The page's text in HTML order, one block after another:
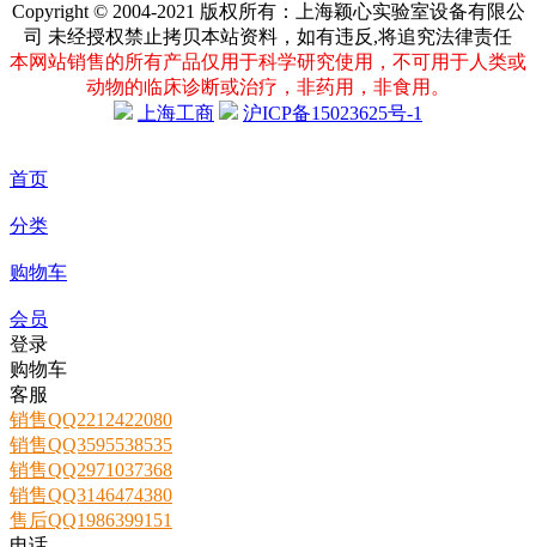
Copyright © 2004-2021 版权所有：上海颖心实验室设备有限公
司 未经授权禁止拷贝本站资料，如有违反,将追究法律责任
本网站销售的所有产品仅用于科学研究使用，不可用于人类或
动物的临床诊断或治疗，非药用，非食用。
上海工商
沪ICP备15023625号-1
首页
分类
购物车
会员
登录
购物车
客服
销售QQ2212422080
销售QQ3595538535
销售QQ2971037368
销售QQ3146474380
售后QQ1986399151